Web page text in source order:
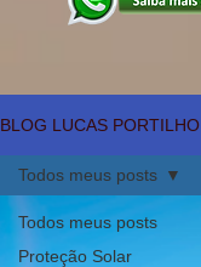
BLOG LUCAS PORTILHO
Todos meus posts
Proteção Solar
Todos meus posts